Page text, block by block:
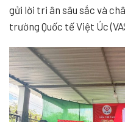
gửi lời tri ân sâu sắc và
trường Quốc tế Việt Úc